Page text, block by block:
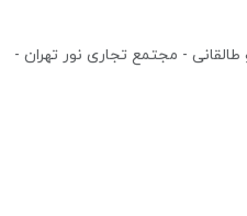
- مجتمع تجاری نور تهران -